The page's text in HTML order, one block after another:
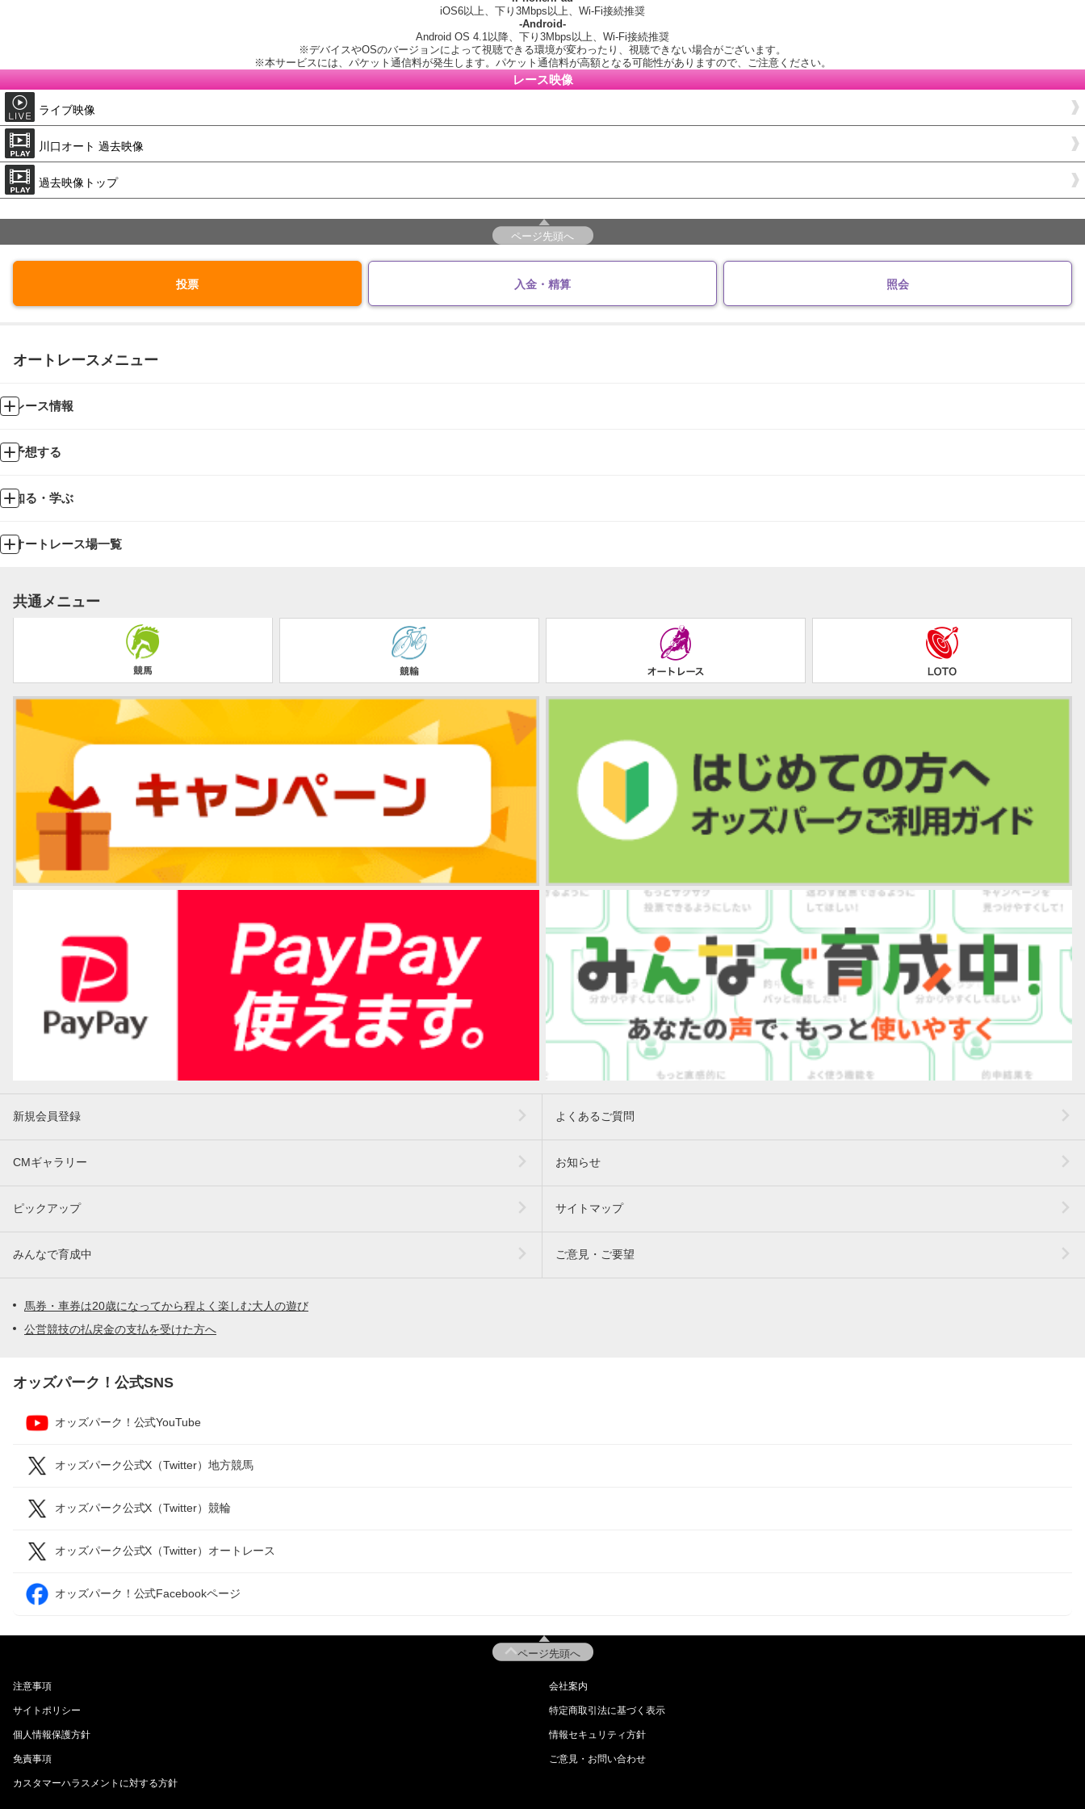
iOS6以上、下り3Mbps以上、Wi-Fi接続推奨
-Android-
Android OS 4.1以降、下り3Mbps以上、Wi-Fi接続推奨
※デバイスやOSのバージョンによって視聴できる環境が変わったり、視聴できない場合がございます。
※本サービスには、パケット通信料が発生します。パケット通信料が高額となる可能性がありますので、ご注意ください。
レース映像
ライブ映像
川口オート 過去映像
過去映像トップ
ページ先頭へ
投票 入金・精算 照会
オートレースメニュー
レース情報
予想する
知る・学ぶ
オートレース場一覧
共通メニュー
新規会員登録 よくあるご質問
CMギャラリー お知らせ
ピックアップ サイトマップ
みんなで育成中 ご意見・ご要望
馬券・車券は20歳になってから程よく楽しむ大人の遊び
公営競技の払戻金の支払を受けた方へ
オッズパーク！公式SNS
オッズパーク！公式YouTube
オッズパーク公式X（Twitter）地方競馬
オッズパーク公式X（Twitter）競輪
オッズパーク公式X（Twitter）オートレース
オッズパーク！公式Facebookページ
ページ先頭へ
注意事項 会社案内
サイトポリシー 特定商取引法に基づく表示
個人情報保護方針 情報セキュリティ方針
免責事項 ご意見・お問い合わせ
カスタマーハラスメントに対する方針